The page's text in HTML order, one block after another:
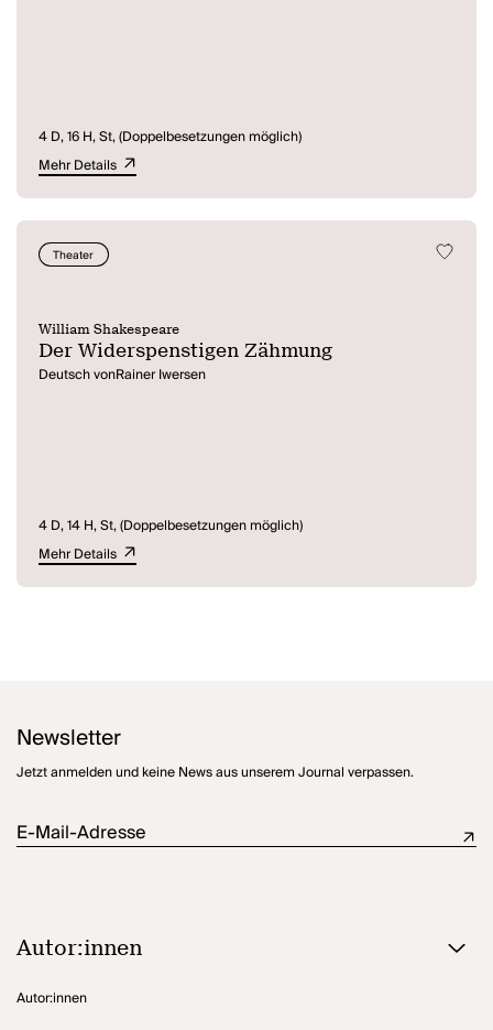
4 D, 16 H, St, (Doppelbesetzungen möglich)
Mehr Details
Theater
William Shakespeare
Der Widerspenstigen Zähmung
Deutsch vonRainer Iwersen
4 D, 14 H, St, (Doppelbesetzungen möglich)
Mehr Details
Newsletter
Jetzt anmelden und keine News aus unserem Journal verpassen.
E-Mail-Adresse
Autor:innen
Autor:innen